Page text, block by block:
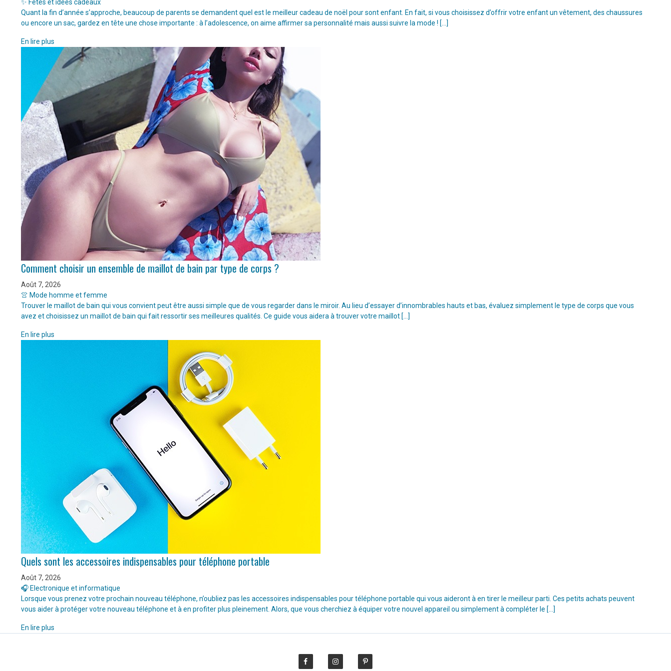
✨ Fêtes et idées cadeaux
Quant la fin d’année s’approche, beaucoup de parents se demandent quel est le meilleur cadeau de noël pour sont enfant. En fait, si vous choisissez d’offrir votre enfant un vêtement, des chaussures
ou encore un sac, gardez en tête une chose importante : à l’adolescence, on aime affirmer sa personnalité mais aussi suivre la mode ! […]
En lire plus
Comment choisir un ensemble de maillot de bain par type de corps ?
Août 7, 2026
👚 Mode homme et femme
Trouver le maillot de bain qui vous convient peut être aussi simple que de vous regarder dans le miroir. Au lieu d’essayer d’innombrables hauts et bas, évaluez simplement le type de corps que vous
avez et choisissez un maillot de bain qui fait ressortir ses meilleures qualités. Ce guide vous aidera à trouver votre maillot […]
En lire plus
Quels sont les accessoires indispensables pour téléphone portable
Août 7, 2026
🎧 Electronique et informatique
Lorsque vous prenez votre prochain nouveau téléphone, n’oubliez pas les accessoires indispensables pour téléphone portable qui vous aideront à en tirer le meilleur parti. Ces petits achats peuvent
vous aider à protéger votre nouveau téléphone et à en profiter plus pleinement. Alors, que vous cherchiez à équiper votre nouvel appareil ou simplement à compléter le […]
En lire plus